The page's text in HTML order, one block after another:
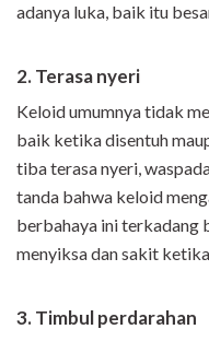
adanya luka, baik itu
2. Terasa nyeri
Keloid umumnya tidak
baik ketika disentuh
tiba terasa nyeri,
tanda bahwa keloid
berbahaya ini terkadang
menyiksa dan sakit
3. Timbul perdarahan